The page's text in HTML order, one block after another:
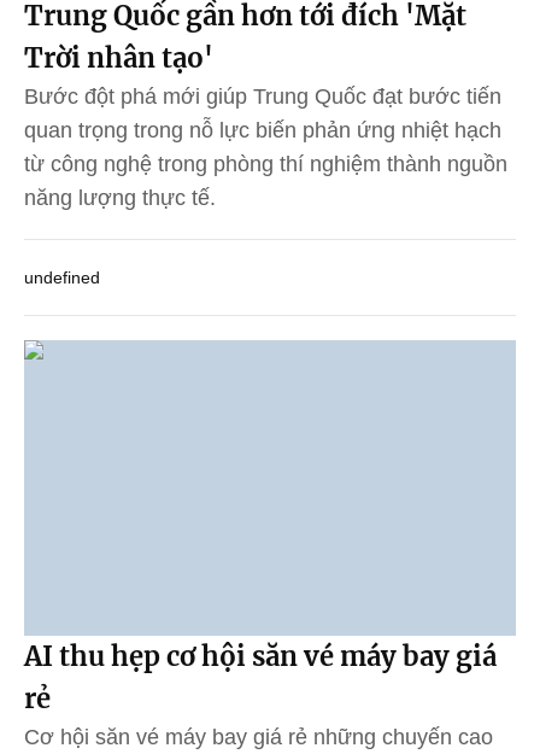
Trung Quốc gần hơn tới đích 'Mặt
Trời nhân tạo'
Bước đột phá mới giúp Trung Quốc đạt bước tiến
quan trọng trong nỗ lực biến phản ứng nhiệt hạch
từ công nghệ trong phòng thí nghiệm thành nguồn
năng lượng thực tế.
undefined
AI thu hẹp cơ hội săn vé máy bay giá
rẻ
Cơ hội săn vé máy bay giá rẻ những chuyến cao